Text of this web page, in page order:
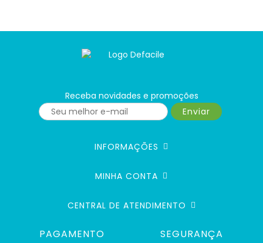
Receba novidades e promoções
Enviar
INFORMAÇÕES
MINHA CONTA
CENTRAL DE ATENDIMENTO
PAGAMENTO SEGURANÇA